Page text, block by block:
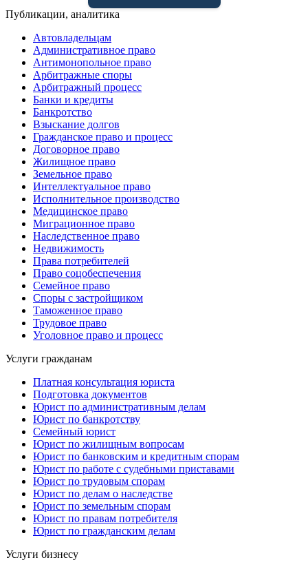
Публикации, аналитика
Автовладельцам
Административное право
Антимонопольное право
Арбитражные споры
Арбитражный процесс
Банки и кредиты
Банкротство
Взыскание долгов
Гражданское право и процесс
Договорное право
Жилищное право
Земельное право
Интеллектуальное право
Исполнительное производство
Медицинское право
Миграционное право
Наследственное право
Недвижимость
Права потребителей
Право соцобеспечения
Семейное право
Споры с застройщиком
Таможенное право
Трудовое право
Уголовное право и процесс
Услуги гражданам
Платная консультация юриста
Подготовка документов
Юрист по административным делам
Юрист по банкротству
Семейный юрист
Юрист по жилищным вопросам
Юрист по банковским и кредитным спорам
Юрист по работе с судебными приставами
Юрист по трудовым спорам
Юрист по делам о наследстве
Юрист по земельным спорам
Юрист по правам потребителя
Юрист по гражданским делам
Услуги бизнесу